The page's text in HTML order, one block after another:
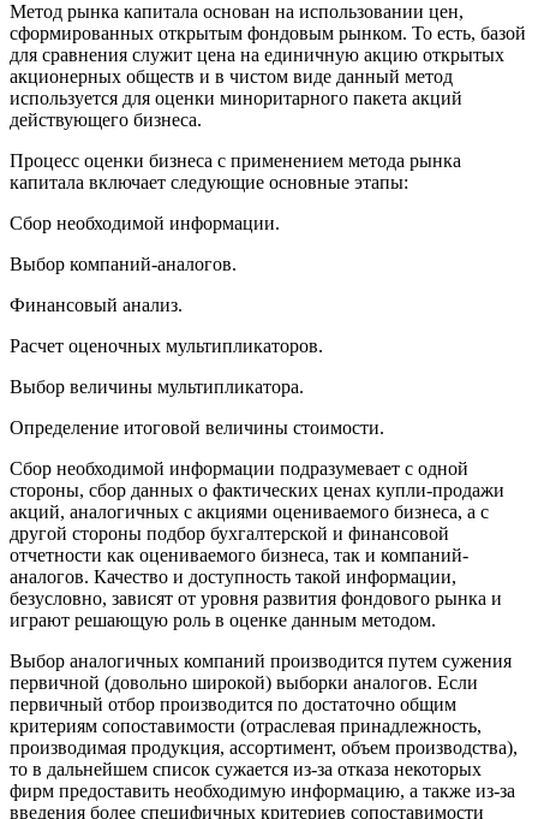
Метод рынка капитала основан на использовании цен,
сформированных открытым фондовым рынком. То есть, базой
для сравнения служит цена на единичную акцию открытых
акционерных обществ и в чистом виде данный метод
используется для оценки миноритарного пакета акций
действующего бизнеса.
Процесс оценки бизнеса с применением метода рынка
капитала включает следующие основные этапы:
Сбор необходимой информации.
Выбор компаний-аналогов.
Финансовый анализ.
Расчет оценочных мультипликаторов.
Выбор величины мультипликатора.
Определение итоговой величины стоимости.
Сбор необходимой информации подразумевает с одной
стороны, сбор данных о фактических ценах купли-продажи
акций, аналогичных с акциями оцениваемого бизнеса, а с
другой стороны подбор бухгалтерской и финансовой
отчетности как оцениваемого бизнеса, так и компаний-
аналогов. Качество и доступность такой информации,
безусловно, зависят от уровня развития фондового рынка и
играют решающую роль в оценке данным методом.
Выбор аналогичных компаний производится путем сужения
первичной (довольно широкой) выборки аналогов. Если
первичный отбор производится по достаточно общим
критериям сопоставимости (отраслевая принадлежность,
производимая продукция, ассортимент, объем производства),
то в дальнейшем список сужается из-за отказа некоторых
фирм предоставить необходимую информацию, а также из-за
введения более специфичных критериев сопоставимости